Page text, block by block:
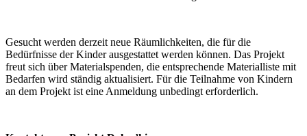
Gesucht werden derzeit neue Räumlichkeiten, die für die
Bedürfnisse der Kinder ausgestattet werden können. Das Projekt
freut sich über Materialspenden, die entsprechende Materialliste mit
Bedarfen wird ständig aktualisiert. Für die Teilnahme von Kindern
an dem Projekt ist eine Anmeldung unbedingt erforderlich.